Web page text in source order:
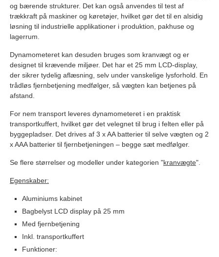
Kalibrering og verifikation
Handelsbetingelser
og bærende strukturer. Det kan også anvendes til test af
trækkraft på maskiner og køretøjer, hvilket gør det til en alsidig
løsning til industrielle applikationer i produktion, pakhuse og
lagerrum.
Dynamometeret kan desuden bruges som kranvægt og er
designet til krævende miljøer. Det har et 25 mm LCD-display,
der sikrer tydelig aflæsning, selv under vanskelige lysforhold. En
trådløs fjernbetjening medfølger, så vægten kan betjenes på
afstand.
For nem transport leveres dynamometeret i en praktisk
transportkuffert, hvilket gør det velegnet til brug i felten eller på
byggepladser. Det drives af 3 x AA batterier til selve vægten og 2
x AAA batterier til fjernbetjeningen – begge sæt medfølger.
Se flere størrelser og modeller under kategorien "kranvægte".
Egenskaber:
Aluminiums kabinet
Bagbelyst LCD display på 25 mm
Med fjernbetjening
Inkl. transportkuffert
Funktioner: